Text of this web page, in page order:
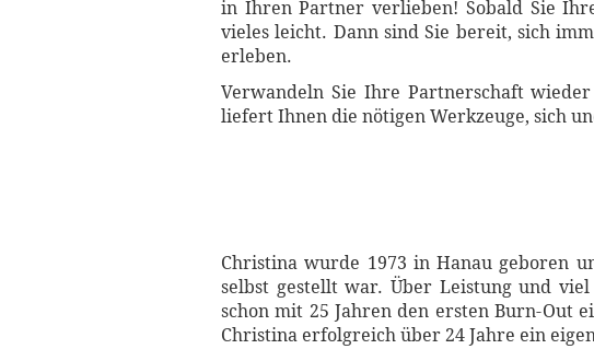
in Ihren Partner verlieben! Sobald Sie
vieles leicht. Dann sind Sie bereit, sich
erleben.
Verwandeln Sie Ihre Partnerschaft
liefert Ihnen die nötigen Werkzeuge, sich
Christina wurde 1973 in Hanau geboren
selbst gestellt war. Über Leistung und
schon mit 25 Jahren den ersten Burn-
Christina erfolgreich über 24 Jahre ein